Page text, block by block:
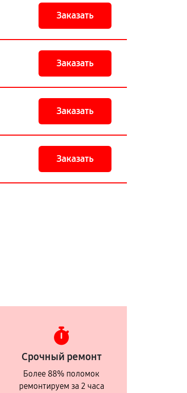
Заказать
Заказать
Заказать
Заказать
Срочный ремонт
Более 88% поломок
ремонтируем за 2 часа